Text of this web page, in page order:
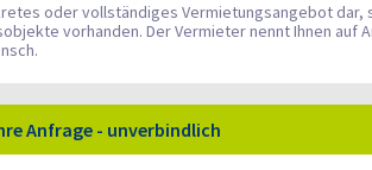
oder vollständiges Vermietungsangebot
vorhanden. Der Vermieter nennt Ihnen auf
Anfrage - unverbindlich